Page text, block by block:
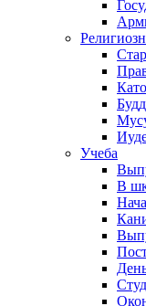
Учеба
В